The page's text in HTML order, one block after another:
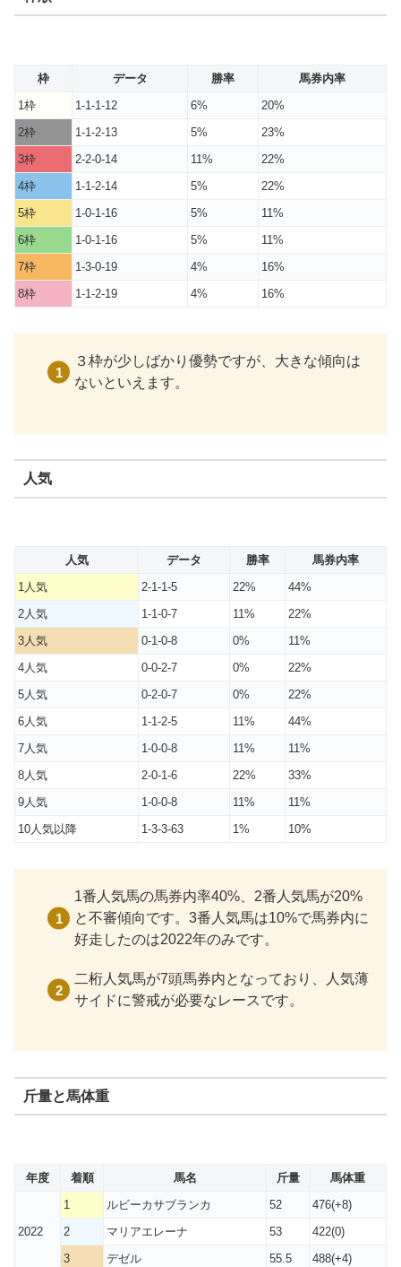
枠 データ 勝率
馬券内率
1枠
1-1-1-12 6%
20%
2枠
1-1-2-13 5%
23%
3枠
2-2-0-14 11%
22%
4枠
1-1-2-14 5%
22%
5枠
1-0-1-16 5%
11%
6枠
1-0-1-16 5%
11%
7枠
1-3-0-19 4%
16%
8枠
1-1-2-19 4% 16%
３枠が少しばかり優勢ですが、大きな傾向は
ないといえます。
人気
人気 データ 勝率
馬券内率
1人気
2-1-1-5 22%
44%
2人気
1-1-0-7 11%
22%
3人気
0-1-0-8 0%
11%
4人気
0-0-2-7 0%
22%
5人気
0-2-0-7 0%
22%
6人気
1-1-2-5 11%
44%
7人気
1-0-0-8 11%
11%
8人気
2-0-1-6 22%
33%
9人気
1-0-0-8 11%
11%
10人気以降
1-3-3-63 1% 10%
1番人気馬の馬券内率40%、2番人気馬が20%
と不審傾向です。3番人気馬は10%で馬券内に
好走したのは2022年のみです。
二桁人気馬が7頭馬券内となっており、人気薄
サイドに警戒が必要なレースです。
斤量と馬体重
年度 着順 馬名 斤量 馬体重
2022
1 ルビーカサブランカ 52
476(+8)
2
マリアエレーナ 53
422(0)
3
デゼル 55.5 488(+4)